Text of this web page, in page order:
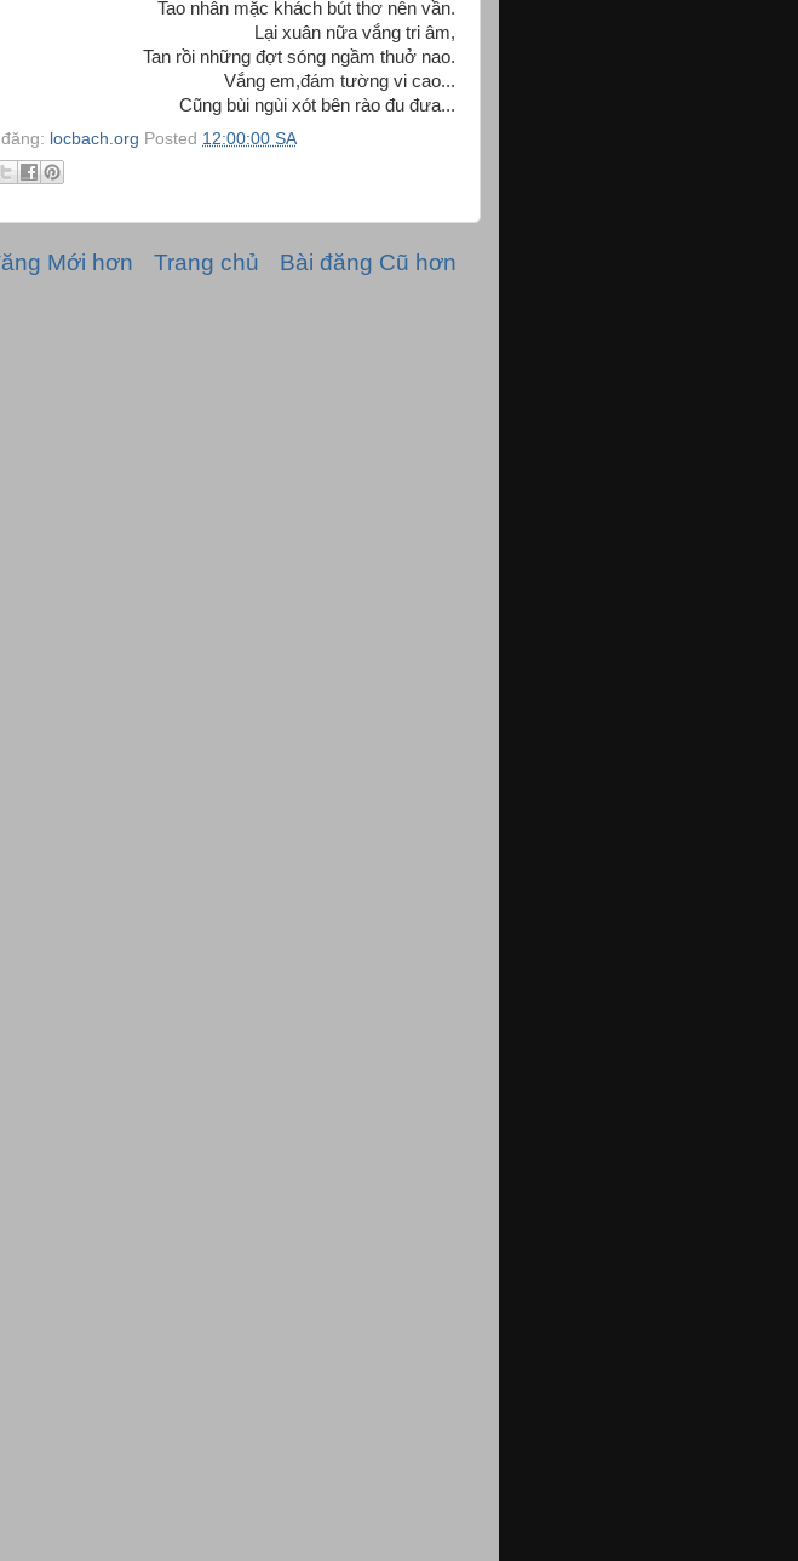
Tao nhân mặc khách bút thơ nên vần.
Lại xuân nữa vắng tri âm,
Tan rồi những đợt sóng ngầm thuở nao.
Vắng em,đám tường vi cao...
Cũng bùi ngùi xót bên rào đu đưa...
locbach.org Posted 12:00:00 SA
Mới hơn Bài đăng Cũ hơn
Trang chủ